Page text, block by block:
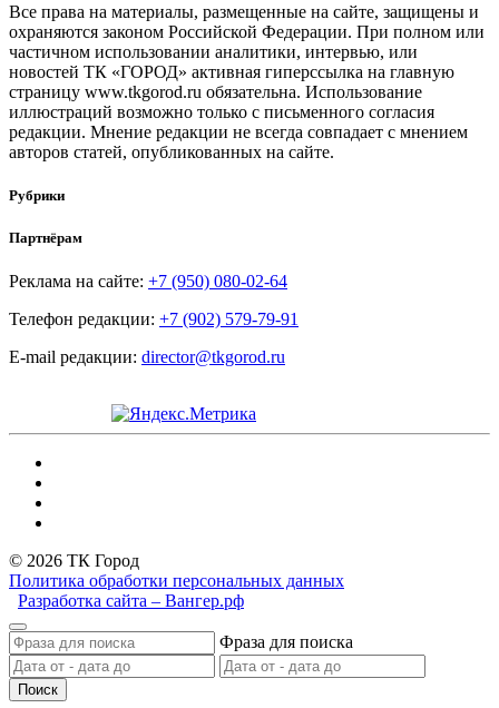
Все права на материалы, размещенные на сайте, защищены и
охраняются законом Российской Федерации. При полном или
частичном использовании аналитики, интервью, или
новостей ТК «ГОРОД» активная гиперссылка на главную
страницу www.tkgorod.ru обязательна. Использование
иллюстраций возможно только с письменного согласия
редакции. Мнение редакции не всегда совпадает с мнением
авторов статей, опубликованных на сайте.
Рубрики
Партнёрам
Реклама на сайте: +7 (950) 080-02-64
Телефон редакции: +7 (902) 579-79-91
E-mail редакции: director@tkgorod.ru
© 2026 ТК Город
Политика обработки персональных данных
Разработка сайта – Вангер.рф
Фраза для поиска
Поиск